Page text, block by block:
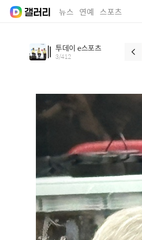
뉴스 연예 스포츠
투데이 e스포츠
3/412